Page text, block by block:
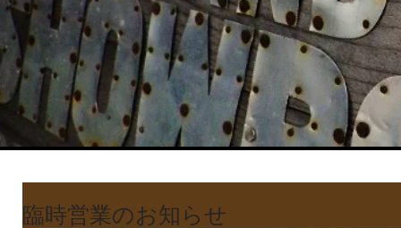
臨時営業のお知らせ